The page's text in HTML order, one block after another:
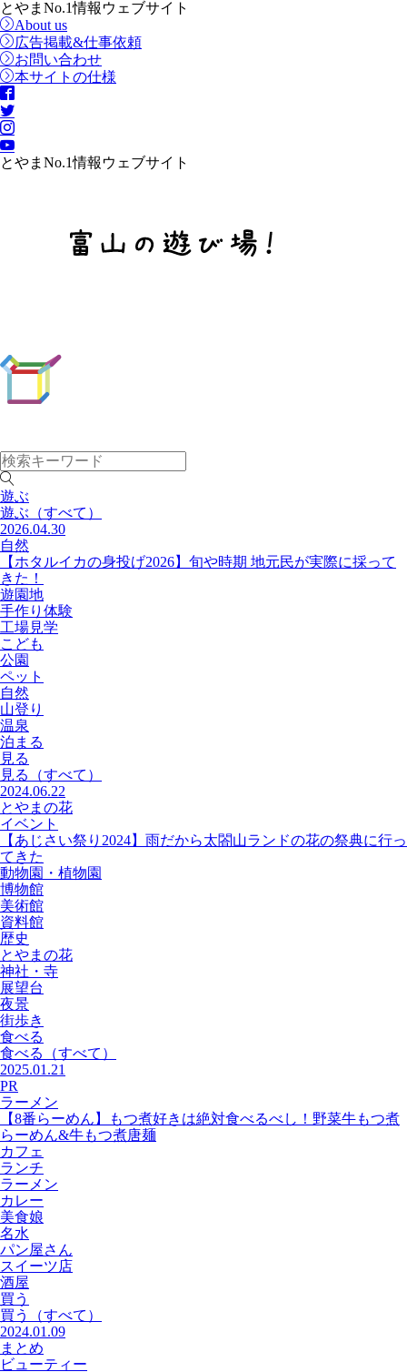
とやまNo.1情報ウェブサイト
About us
広告掲載&仕事依頼
お問い合わせ
本サイトの仕様
とやまNo.1情報ウェブサイト
遊ぶ
遊ぶ （すべて）
2026.04.30
自然
【ホタルイカの身投げ2026】旬や時期 地元民が実際に採って
きた！
遊園地
手作り体験
工場見学
こども
公園
ペット
自然
山登り
温泉
泊まる
見る
見る
（すべて）
2024.06.22
とやまの花
イベント
【あじさい祭り2024】雨だから太閤山ランドの花の祭典に行っ
てきた
動物園・植物園
博物館
美術館
資料館
歴史
とやまの花
神社・寺
展望台
夜景
街歩き
食べる
食べる
（すべて）
2025.01.21
PR
ラーメン
【8番らーめん】もつ煮好きは絶対食べるべし！野菜牛もつ煮
らーめん&牛もつ煮唐麺
カフェ
ランチ
ラーメン
カレー
美食娘
名水
パン屋さん
スイーツ店
酒屋
買う
買う
（すべて）
2024.01.09
まとめ
ビューティー